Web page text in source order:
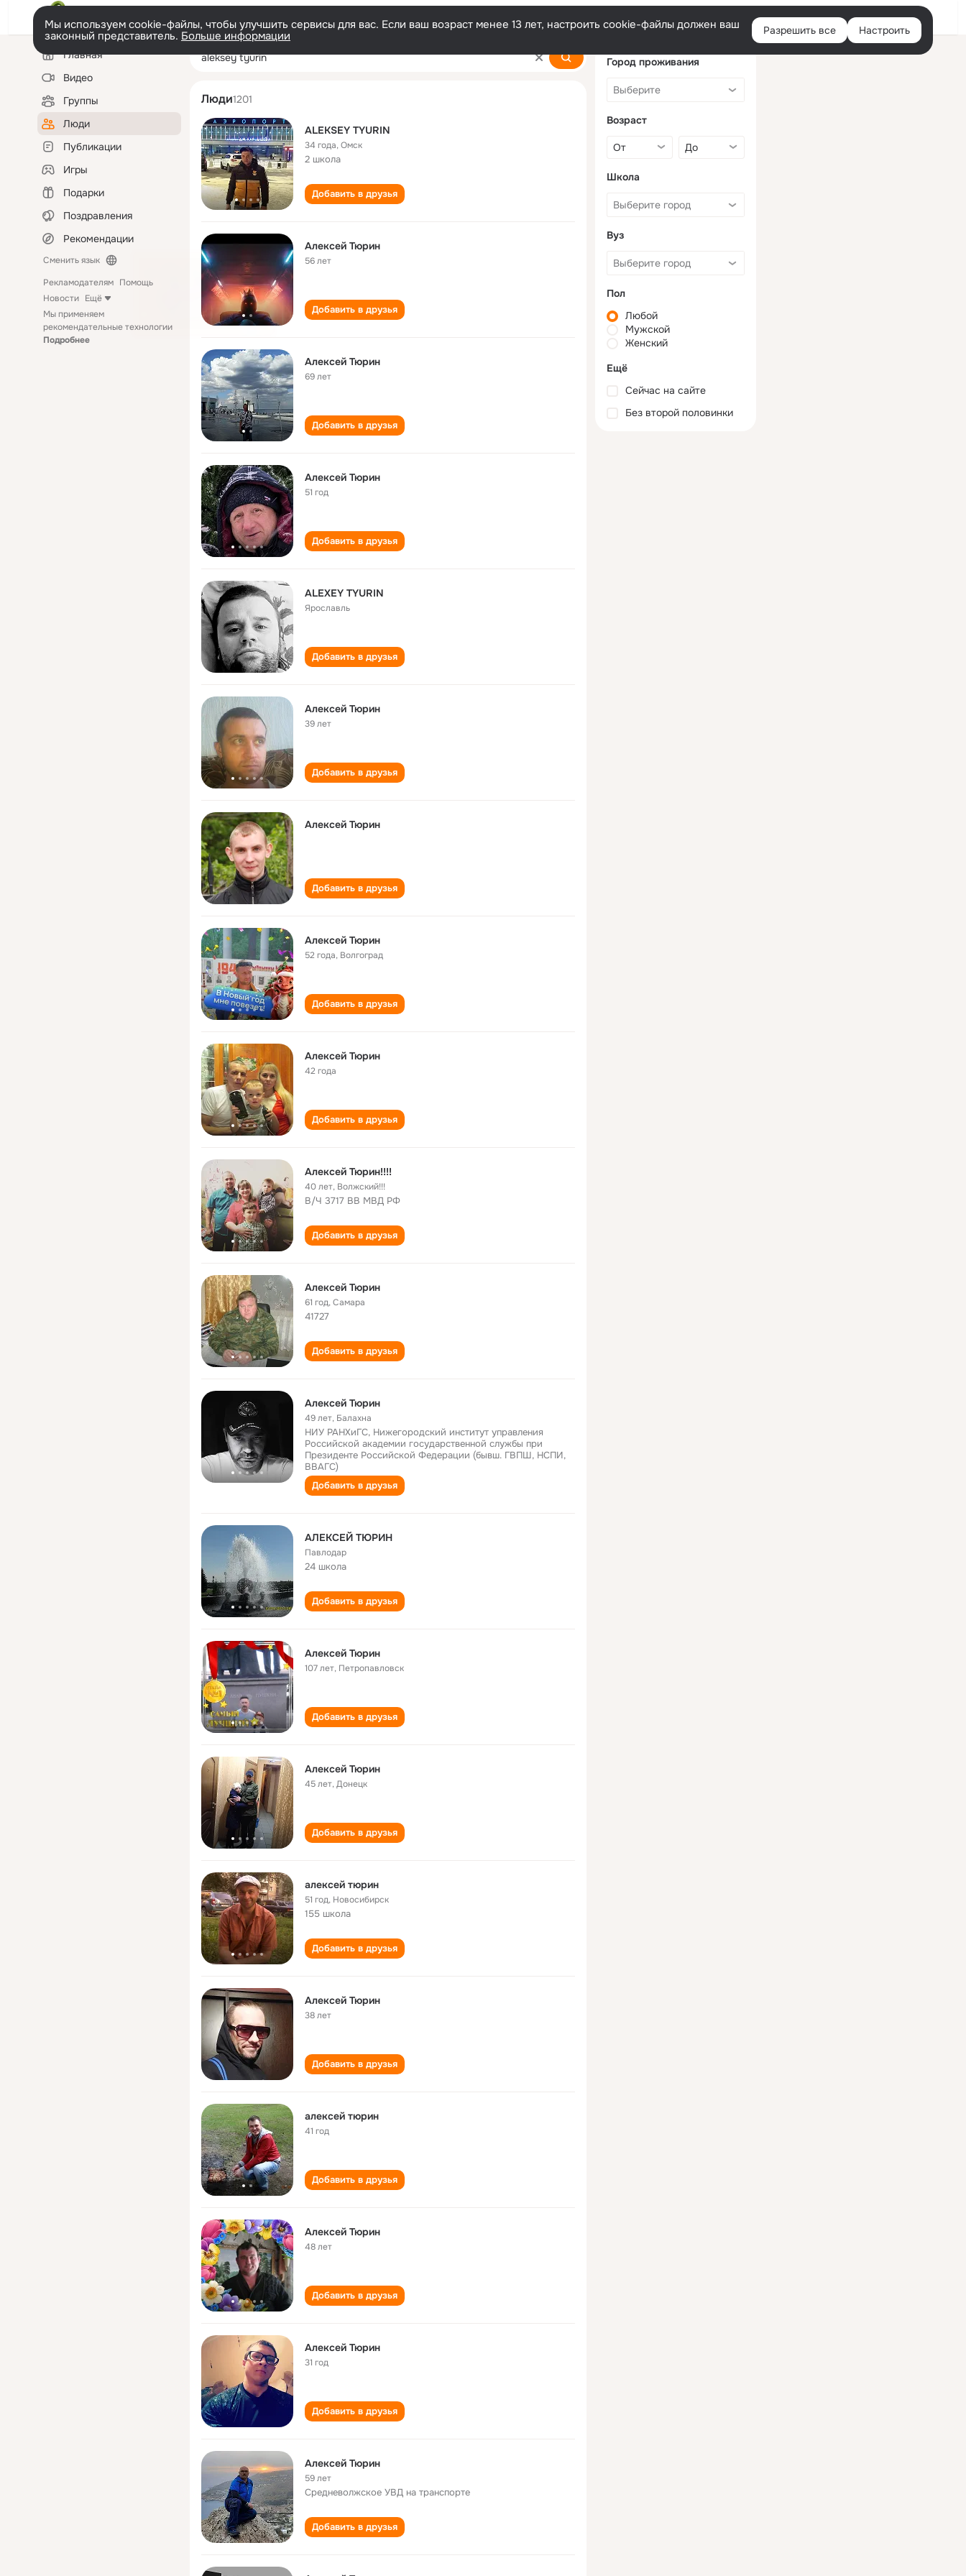
Войти
Мы используем cookie-файлы, чтобы улучшить сервисы для вас. Если ваш возраст менее 13 лет, настроить cookie-файлы должен ваш
законный представитель. Больше информации Разрешить все Настроить
Левая
колонкаГлавная
Видео
Группы
Люди
Публикации
Игры
Подарки
Поздравления
Рекомендации
Сменить язык
Рекламодателям Помощь
Новости Ещё
Мы применяем
рекомендательные технологии
Подробнее
aleksey tyurin
Люди1201
ALEKSEY TYURIN
34 года,Омск
2 школа
Добавить в друзья
Алексей Тюрин
56 лет
Добавить в друзья
Алексей Тюрин
69 лет
Добавить в друзья
Алексей Тюрин
51 год
Добавить в друзья
ALEXEY TYURIN
Ярославль
Добавить в друзья
Алексей Тюрин
39 лет
Добавить в друзья
Алексей Тюрин
Добавить в друзья
Алексей Тюрин
52 года, Волгоград
Добавить в друзья
Алексей Тюрин
42 года
Добавить в друзья
Алексей Тюрин!!!!
40 лет, Волжский!!!
В/Ч 3717 ВВ МВД РФ
Добавить в друзья
Алексей Тюрин
61 год,Самара
41727
Добавить в друзья
Алексей Тюрин
49 лет, Балахна
НИУ РАНХиГС, Нижегородский институт управления
Российской академии государственной службы при
Президенте Российской Федерации (бывш. ГВПШ, НСПИ,
ВВАГС)
Добавить в друзья
АЛЕКСЕЙ ТЮРИН
Павлодар
24 школа
Добавить в друзья
Алексей Тюрин
107 лет, Петропавловск
Добавить в друзья
Алексей Тюрин
45 лет,Донецк
Добавить в друзья
алексей тюрин
51 год, Новосибирск
155 школа
Добавить в друзья
Алексей Тюрин
38 лет
Добавить в друзья
алексей тюрин
41 год
Добавить в друзья
Алексей Тюрин
48 лет
Добавить в друзья
Алексей Тюрин
31 год
Добавить в друзья
Алексей Тюрин
59 лет
Средневолжское УВД на транспорте
Добавить в друзья
Город проживания
Возраст
Школа
Вуз
Пол
Любой
Мужской
Женский
Ещё
Сейчас на сайте
Без второй половинки